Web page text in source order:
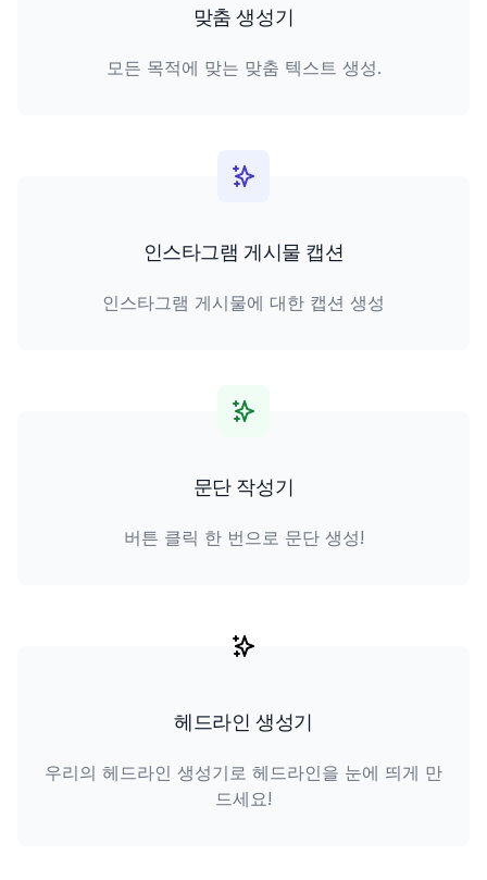
맞춤 생성기
모든 목적에 맞는 맞춤 텍스트 생성.
인스타그램 게시물 캡션
인스타그램 게시물에 대한 캡션 생성
문단 작성기
버튼 클릭 한 번으로 문단 생성!
헤드라인 생성기
우리의 헤드라인 생성기로 헤드라인을 눈에 띄게 만
드세요!